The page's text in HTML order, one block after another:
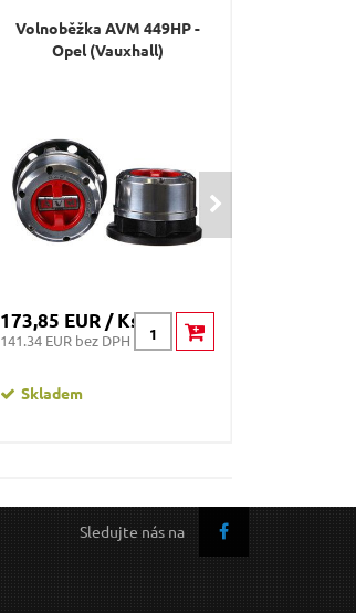
Volnoběžka AVM 449HP -
Opel (Vauxhall)
173,85 EUR / Ks
141.34 EUR bez DPH
Skladem
Sledujte nás na